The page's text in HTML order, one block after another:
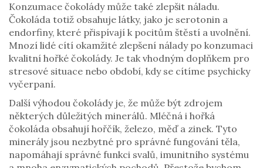
Konzumace čokolády může také zlepšit náladu.
Čokoláda totiž obsahuje látky, jako je serotonin a
endorfiny, které přispívají k pocitům štěstí a uvolnění.
Mnozí lidé cítí okamžité zlepšení nálady po konzumaci
kvalitní hořké čokolády. Je tak vhodným doplňkem pro
stresové situace nebo období, kdy se cítíme psychicky
vyčerpaní.
Další výhodou čokolády je, že může být zdrojem
některých důležitých minerálů. Mléčná i hořká
čokoláda obsahují hořčík, železo, měď a zinek. Tyto
minerály jsou nezbytné pro správné fungování těla,
napomáhají správné funkci svalů, imunitního systému